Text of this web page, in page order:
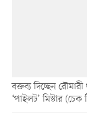
বক্তব্য দিচ্ছেন
‘পাইলট’ মিস্টার (চেক